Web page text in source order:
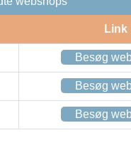
Link
Besøg
Besøg
Besøg